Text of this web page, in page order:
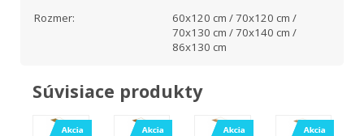
Rozmer:
60x120 cm / 70x120 cm /
70x130 cm / 70x140 cm /
86x130 cm
Súvisiace produkty